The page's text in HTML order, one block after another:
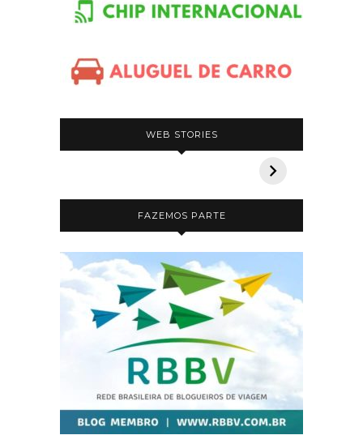
WEB STORIES
5 pousadas incríveis na
Bahia
FAZEMOS PARTE